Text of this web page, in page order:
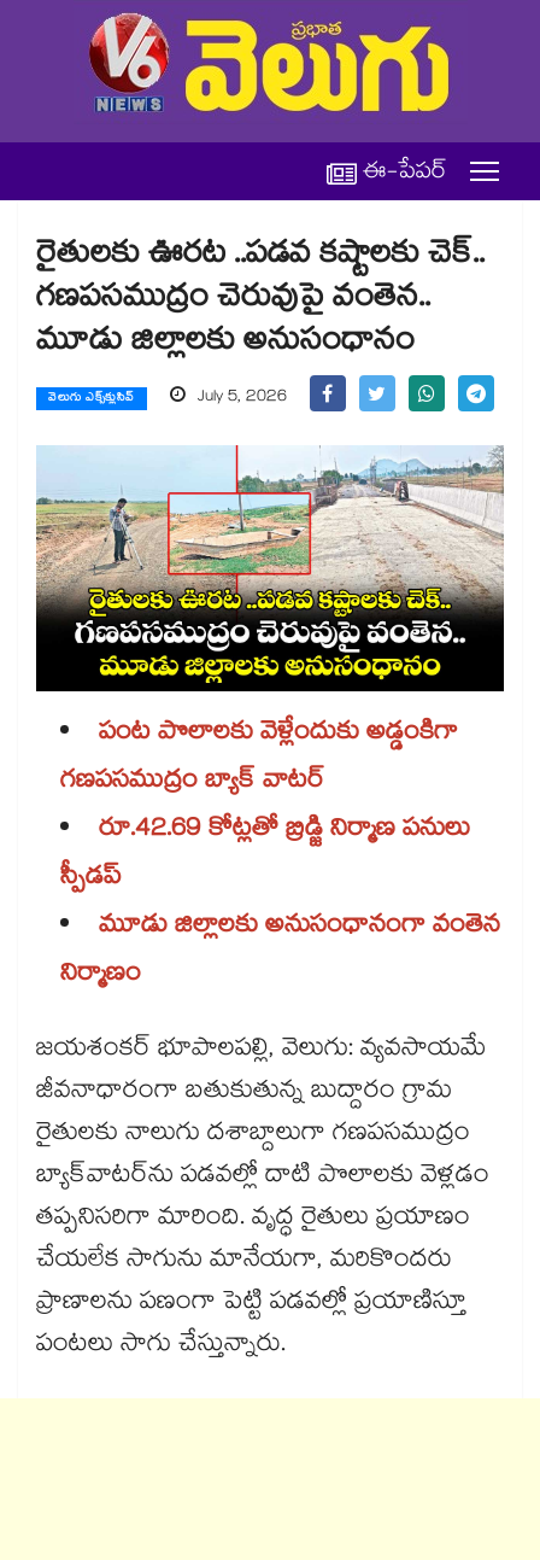
ఈ-పేపర్
రైతులకు ఊరట ..పడవ కష్టాలకు చెక్..
గణపసముద్రం చెరువుపై వంతెన..
మూడు జిల్లాలకు అనుసంధానం
వెలుగు ఎక్స్‌క్లుసివ్ July 5, 2026
పంట పొలాలకు వెళ్లేందుకు అడ్డంకిగా
గణపసముద్రం బ్యాక్ వాటర్
రూ.42.69 కోట్లతో బ్రిడ్జి నిర్మాణ పనులు
స్పీడప్
మూడు జిల్లాలకు అనుసంధానంగా వంతెన
నిర్మాణం
జయశంకర్ భూపాలపల్లి, వెలుగు: వ్యవసాయమే
జీవనాధారంగా బతుకుతున్న బుద్దారం గ్రామ
రైతులకు నాలుగు దశాబ్దాలుగా గణపసముద్రం
బ్యాక్‌‌‌‌‌‌‌‌‌‌‌‌‌‌‌‌వాటర్‌‌‌‌‌‌‌‌‌‌‌‌‌‌‌‌ను పడవల్లో దాటి పొలాలకు వెళ్లడం
తప్పనిసరిగా మారింది. వృద్ధ రైతులు ప్రయాణం
చేయలేక సాగును మానేయగా, మరికొందరు
ప్రాణాలను పణంగా పెట్టి పడవల్లో ప్రయాణిస్తూ
పంటలు సాగు చేస్తున్నారు.